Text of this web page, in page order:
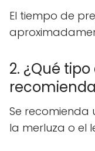
El tiempo de
2. ¿Qué
Se
la merluza o el